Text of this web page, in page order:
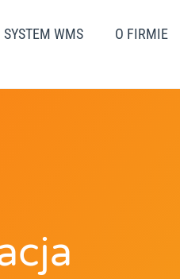
SYSTEM WMS O FIRMIE